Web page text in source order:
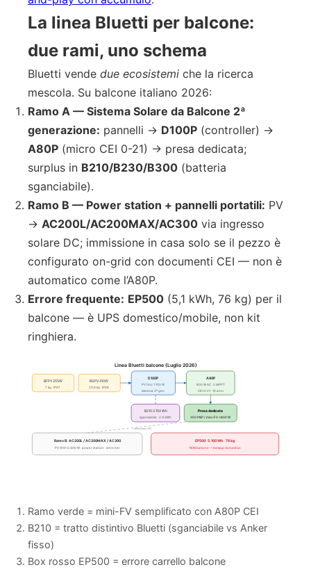
La linea Bluetti per balcone:
due rami, uno schema
Bluetti vende due ecosistemi che la ricerca
mescola. Su balcone italiano 2026:
Ramo A — Sistema Solare da Balcone 2ª
generazione: pannelli → D100P (controller) →
A80P (micro CEI 0-21) → presa dedicata;
surplus in B210/B230/B300 (batteria
sganciabile).
Ramo B — Power station + pannelli portatili: PV
→ AC200L/AC200MAX/AC300 via ingresso
solare DC; immissione in casa solo se il pezzo è
configurato on-grid con documenti CEI — non è
automatico come l’A80P.
Errore frequente: EP500 (5,1 kWh, 76 kg) per il
balcone — è UPS domestico/mobile, non kit
ringhiera.
Linea Bluetti balcone (Luglio 2026)
BFPV 255W
7 kg · IP67
BGPV 410W
20,8 kg · IP68
D100P
PV fino 1.100 W
sistema 2ª gen
A80P
800 W AC · 2 MPPT
CEI 0-21 · 10 anni
Presa dedicata
350 P&P / mini-FV <800 W
B210 2.150 Wh
sganciabile · 2–6 kWh
Ramo B: AC200L / AC200MAX / AC300
PV 900–2.400 W · power station · altro iter
EP500: 5.100 Wh · 76 kg
NON balcone — backup domestico
confusione GSC
Ramo verde = mini-FV semplificato con A80P CEI
B210 = tratto distintivo Bluetti (sganciabile vs Anker
fisso)
Box rosso EP500 = errore carrello balcone